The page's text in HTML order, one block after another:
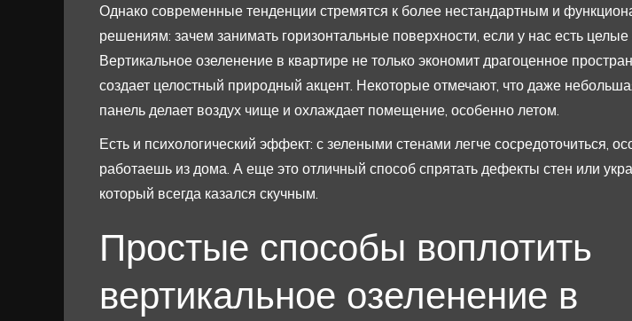
Однако современные тенденции стремятся к более нестандартным и
решениям: зачем занимать горизонтальные поверхности, если у нас есть целые
Вертикальное озеленение в квартире не только экономит драгоценное
создает целостный природный акцент. Некоторые отмечают, что даже
панель делает воздух чище и охлаждает помещение, особенно летом.
Есть и психологический эффект: с зелеными стенами легче сосредоточиться,
работаешь из дома. А еще это отличный способ спрятать дефекты стен или
который всегда казался скучным.
Простые способы воплотить
вертикальное озеленение в